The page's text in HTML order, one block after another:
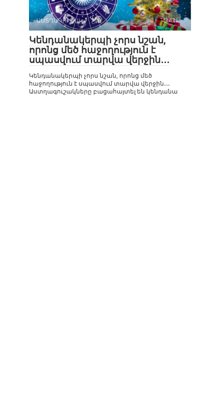
ԱՍՏՂԱԳՈՒՇԱԿ 0 471
Կենդանակերպի չորս նշան,
որոնց մեծ հաջողություն է
սպասվում տարվա վերջին․․․
Կենդանակերպի չորս նշան, որոնց մեծ
հաջողություն է սպասվում տարվա վերջին․․․
Աստղագուշակները բացահայտել են կենդանա